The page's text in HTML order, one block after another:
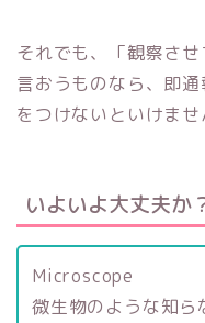
それでも、「観察さ
言おうものなら、即
をつけないといけませ
いよいよ大丈夫か
Microscope
微生物のような知ら